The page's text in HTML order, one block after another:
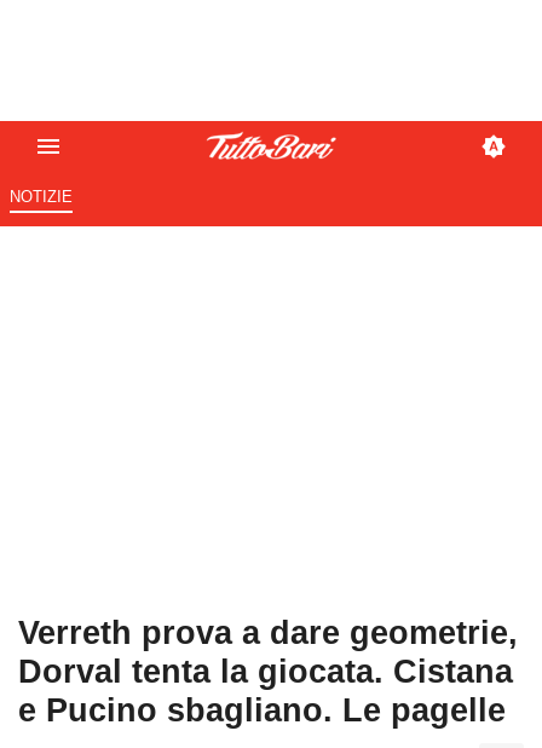
NOTIZIE
Verreth prova a dare geometrie,
Dorval tenta la giocata. Cistana
e Pucino sbagliano. Le pagelle